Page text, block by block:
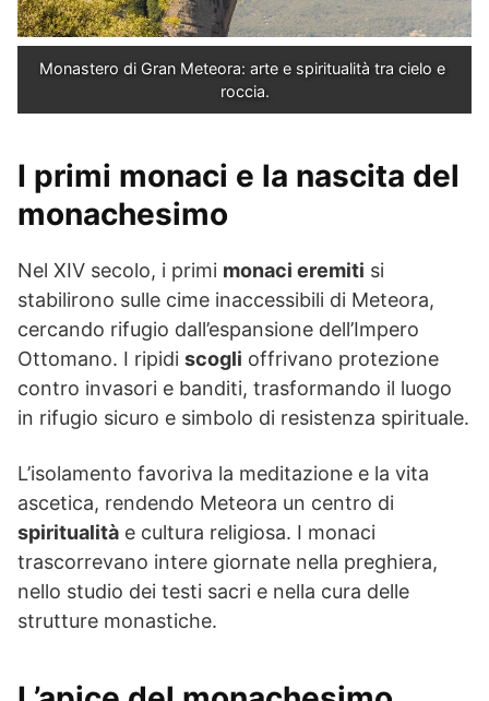
Monastero di Gran Meteora: arte e spiritualità tra cielo e
roccia.
I primi monaci e la nascita del
monachesimo
Nel XIV secolo, i primi monaci eremiti si
stabilirono sulle cime inaccessibili di Meteora,
cercando rifugio dall’espansione dell’Impero
Ottomano. I ripidi scogli offrivano protezione
contro invasori e banditi, trasformando il luogo
in rifugio sicuro e simbolo di resistenza spirituale.
L’isolamento favoriva la meditazione e la vita
ascetica, rendendo Meteora un centro di
spiritualità e cultura religiosa. I monaci
trascorrevano intere giornate nella preghiera,
nello studio dei testi sacri e nella cura delle
strutture monastiche.